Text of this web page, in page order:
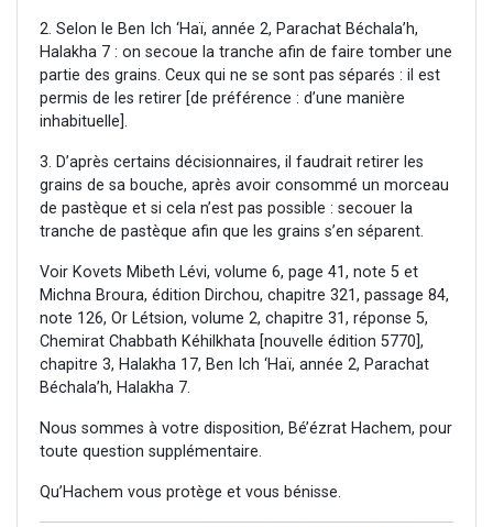
2. Selon le Ben Ich ‘Haï, année 2, Parachat Béchala’h,
Halakha 7 : on secoue la tranche afin de faire tomber une
partie des grains. Ceux qui ne se sont pas séparés : il est
permis de les retirer [de préférence : d’une manière
inhabituelle].
3. D’après certains décisionnaires, il faudrait retirer les
grains de sa bouche, après avoir consommé un morceau
de pastèque et si cela n’est pas possible : secouer la
tranche de pastèque afin que les grains s’en séparent.
Voir Kovets Mibeth Lévi, volume 6, page 41, note 5 et
Michna Broura, édition Dirchou, chapitre 321, passage 84,
note 126, Or Létsion, volume 2, chapitre 31, réponse 5,
Chemirat Chabbath Kéhilkhata [nouvelle édition 5770],
chapitre 3, Halakha 17, Ben Ich ‘Haï, année 2, Parachat
Béchala’h, Halakha 7.
Nous sommes à votre disposition, Bé’ézrat Hachem, pour
toute question supplémentaire.
Qu’Hachem vous protège et vous bénisse.